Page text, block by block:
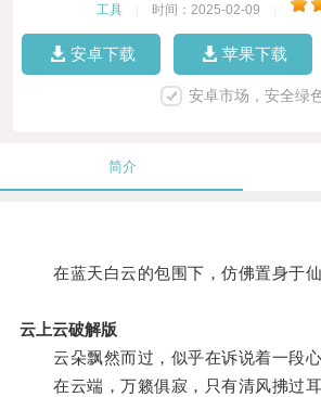
工具 时间：2025-02-09
安卓下载 苹果下载
安卓市场，安全绿
简介
在蓝天白云的包围下，仿佛置身于仙
云上云破解版
云朵飘然而过，似乎在诉说着一段心
在云端，万籁俱寂，只有清风拂过耳